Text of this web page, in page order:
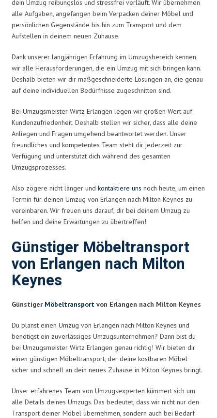
dein Umzug reibungslos und stressfrei verläuft. Wir übernehmen
alle Aufgaben, angefangen beim Verpacken deiner Möbel und
persönlichen Gegenstände bis hin zum Transport und dem
Aufstellen in deinem neuen Zuhause.
Dank unserer langjährigen Erfahrung im Umzugsbereich kennen
wir alle Herausforderungen, die ein Umzug mit sich bringen kann.
Deshalb bieten wir dir maßgeschneiderte Lösungen an, die genau
auf deine individuellen Bedürfnisse zugeschnitten sind.
Bei Umzugsmeister Wirtz Erlangen legen wir großen Wert auf
Kundenzufriedenheit. Deshalb stellen wir sicher, dass alle deine
Anliegen und Fragen umgehend beantwortet werden. Unser
freundliches und kompetentes Team steht dir jederzeit zur
Verfügung und unterstützt dich während des gesamten
Umzugsprozesses.
Also zögere nicht länger und kontaktiere uns noch heute, um einen
Termin für deinen Umzug von Erlangen nach Milton Keynes zu
vereinbaren. Wir freuen uns darauf, dir bei deinem Umzug zu
helfen und deine Erwartungen zu übertreffen!
Günstiger Möbeltransport
von Erlangen nach Milton
Keynes
Günstiger Möbeltransport von Erlangen nach Milton Keynes
Du planst einen Umzug von Erlangen nach Milton Keynes und
benötigst ein zuverlässiges Umzugsunternehmen? Dann bist du
bei Umzugsmeister Wirtz Erlangen genau richtig! Wir bieten dir
einen günstigen Möbeltransport, der deine kostbaren Möbel
sicher und schnell an dein neues Zuhause in Milton Keynes bringt.
Unser erfahrenes Team von Umzugsexperten kümmert sich um
alle Details deines Umzugs. Das bedeutet, dass wir nicht nur den
Transport deiner Möbel übernehmen, sondern auch bei Bedarf